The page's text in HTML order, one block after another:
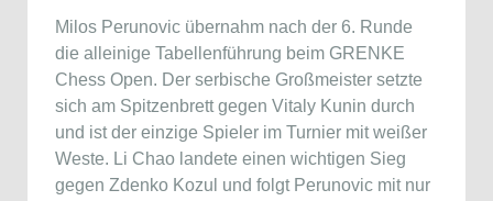
Milos Perunovic übernahm nach der 6. Runde
die alleinige Tabellenführung beim GRENKE
Chess Open. Der serbische Großmeister setzte
sich am Spitzenbrett gegen Vitaly Kunin durch
und ist der einzige Spieler im Turnier mit weißer
Weste. Li Chao landete einen wichtigen Sieg
gegen Zdenko Kozul und folgt Perunovic mit nur